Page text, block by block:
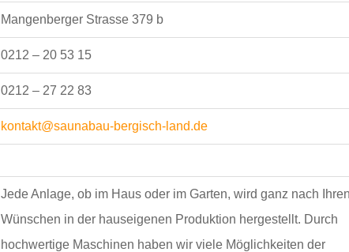
Mangenberger Strasse 379 b
0212 – 20 53 15
0212 – 27 22 83
kontakt@saunabau-bergisch-land.de
Jede Anlage, ob im Haus oder im Garten, wird ganz nach Ihren
Wünschen in der hauseigenen Produktion hergestellt. Durch
hochwertige Maschinen haben wir viele Möglichkeiten der